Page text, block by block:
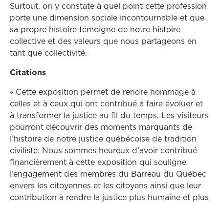
Surtout, on y constate à quel point cette profession
porte une dimension sociale incontournable et que
sa propre histoire témoigne de notre histoire
collective et des valeurs que nous partageons en
tant que collectivité.
Citations
« Cette exposition permet de rendre hommage à
celles et à ceux qui ont contribué à faire évoluer et
à transformer la justice au fil du temps. Les visiteurs
pourront découvrir des moments marquants de
l’histoire de notre justice québécoise de tradition
civiliste. Nous sommes heureux d’avoir contribué
financièrement à cette exposition qui souligne
l’engagement des membres du Barreau du Québec
envers les citoyennes et les citoyens ainsi que leur
contribution à rendre la justice plus humaine et plus